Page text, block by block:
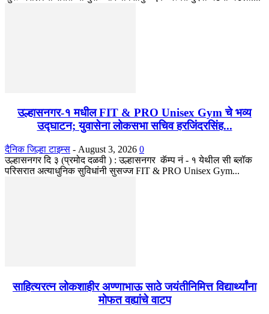
उल्हासनगर-१ मधील FIT & PRO Unisex Gym चे भव्य
उद्घाटन; युवासेना लोकसभा सचिव हरजिंदरसिंह...
दैनिक जिल्हा टाइम्स - August 3, 2026 0
उल्हासनगर दि ३ (प्रमोद दळवी ) : उल्हासनगर कॅम्प नं - १ येथील सी ब्लॉक
परिसरात अत्याधुनिक सुविधांनी सुसज्ज FIT & PRO Unisex Gym...
साहित्यरत्न लोकशाहीर अण्णाभाऊ साठे जयंतीनिमित्त विद्यार्थ्यांना
मोफत वह्यांचे वाटप